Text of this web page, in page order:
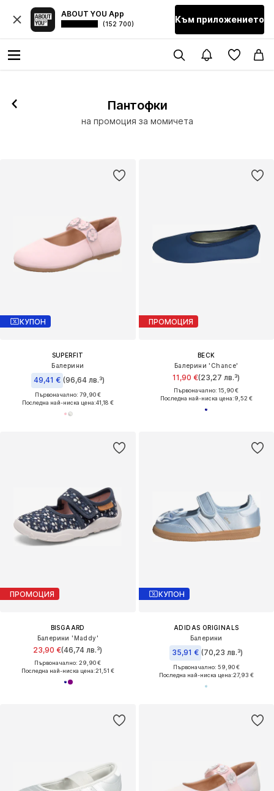
ABOUT YOU App
(152 700) Към приложението
Пантофки
на промоция за момичета
КУПОН
SUPERFIT
Балерини
49,41 € (96,64 лв.³)
Първоначално: 79,90 €
Последна най-ниска цена:41,18 €
ПРОМОЦИЯ
BECK
Балерини 'Chance'
11,90 €(23,27 лв.³)
Първоначално: 15,90 €
Последна най-ниска цена:9,52 €
ПРОМОЦИЯ
BISGAARD
Балерини 'Maddy'
23,90 €(46,74 лв.³)
Първоначално: 29,90 €
Последна най-ниска цена:21,51 €
КУПОН
ADIDAS ORIGINALS
Балерини
35,91 € (70,23 лв.³)
Първоначално: 59,90 €
Последна най-ниска цена:27,93 €